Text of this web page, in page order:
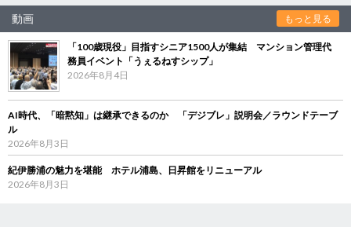
動画 もっと見る
「100歳現役」目指すシニア1500人が集結 マンション管理代
務員イベント「うぇるねすシップ」
2026年8月4日
AI時代、「暗黙知」は継承できるのか 「デジブレ」説明会／ラウンドテーブ
ル
2026年8月3日
紀伊勝浦の魅力を堪能 ホテル浦島、日昇館をリニューアル
2026年8月3日